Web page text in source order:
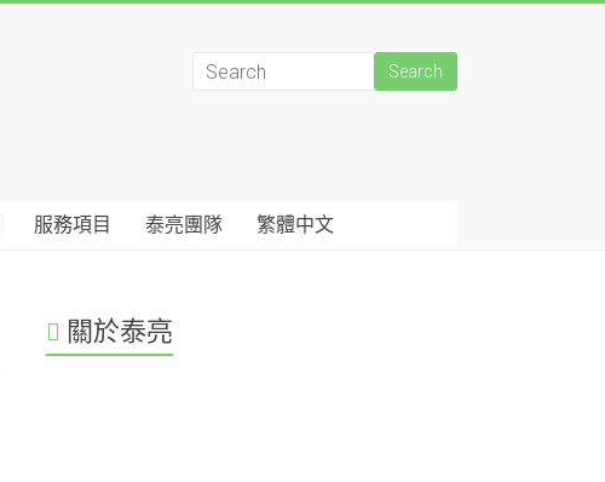
服務項目 泰亮團隊 繁體中文
關於泰亮